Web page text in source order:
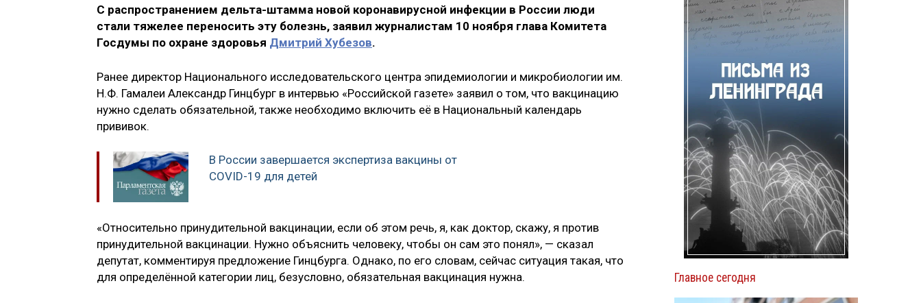
С распространением дельта-штамма новой коронавирусной инфекции в России люди
стали тяжелее переносить эту болезнь, заявил журналистам 10 ноября глава Комитета
Госдумы по охране здоровья Дмитрий Хубезов.
Ранее директор Национального исследовательского центра эпидемиологии и микробиологии им.
Н.Ф. Гамалеи Александр Гинцбург в интервью «Российской газете» заявил о том, что вакцинацию
нужно сделать обязательной, также необходимо включить её в Национальный календарь
прививок.
В России завершается экспертиза вакцины от
COVID-19 для детей
«Относительно принудительной вакцинации, если об этом речь, я, как доктор, скажу, я против
принудительной вакцинации. Нужно объяснить человеку, чтобы он сам это понял», — сказал
депутат, комментируя предложение Гинцбурга. Однако, по его словам, сейчас ситуация такая, что
для определённой категории лиц, безусловно, обязательная вакцинация нужна.
Главное сегодня